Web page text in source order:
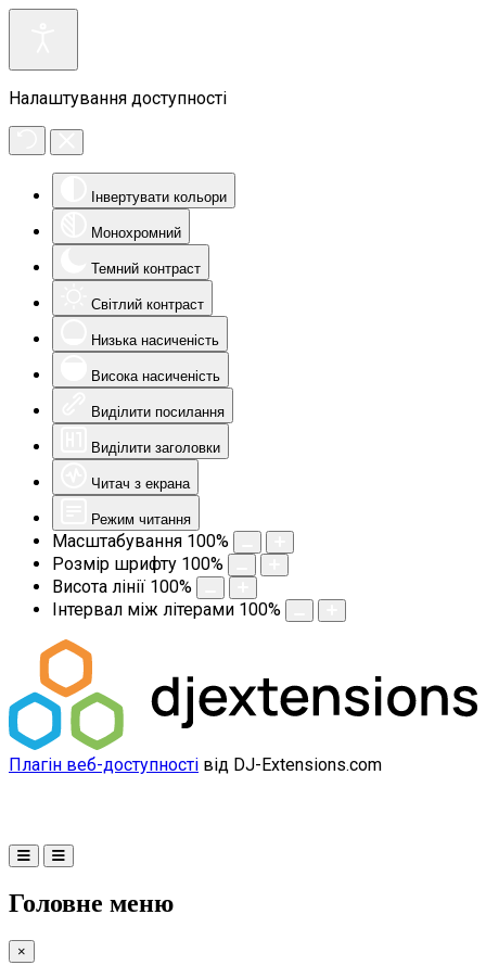
Налаштування доступності
Інвертувати кольори
Монохромний
Темний контраст
Світлий контраст
Низька насиченість
Висока насиченість
Виділити посилання
Виділити заголовки
Читач з екрана
Режим читання
Масштабування 100%
Розмір шрифту 100%
Висота лінії 100%
Інтервал між літерами 100%
Плагін веб-доступності від DJ-Extensions.com
Головне меню
×